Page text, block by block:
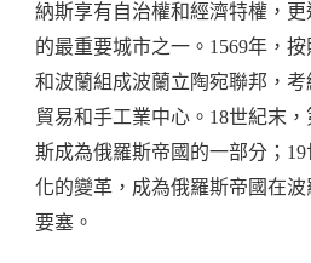
納斯享有自治權和經濟特權，
的最重要城市之一。1569年，
和波蘭組成波蘭立陶宛聯邦，
貿易和手工業中心。18世紀末
斯成為俄羅斯帝國的一部分；
化的變革，成為俄羅斯帝國在
要塞。